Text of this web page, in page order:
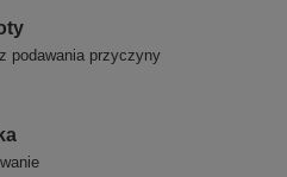
podawania przyczyny